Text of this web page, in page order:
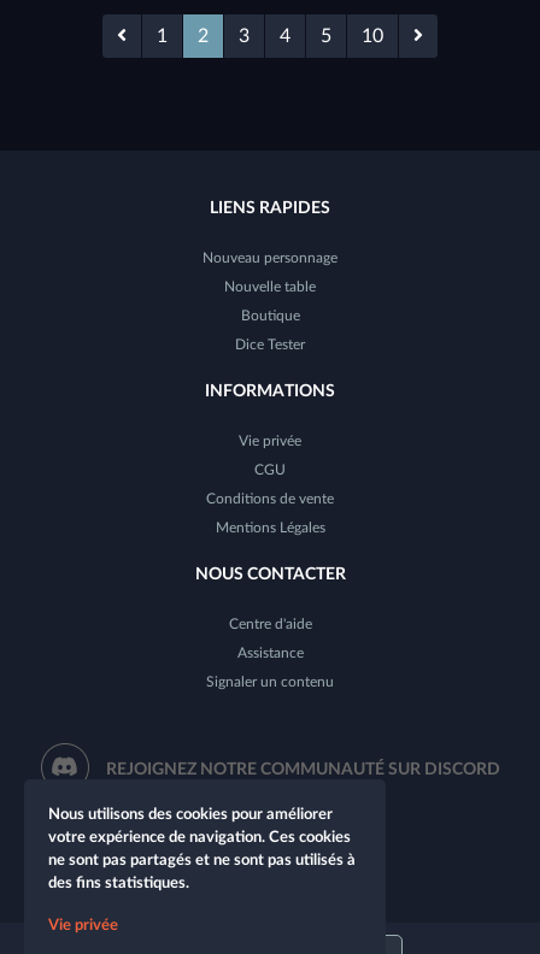
1 2 3 4 5 10
LIENS RAPIDES
Nouveau personnage
Nouvelle table
Boutique
Dice Tester
INFORMATIONS
Vie privée
CGU
Conditions de vente
Mentions Légales
NOUS CONTACTER
Centre d'aide
Assistance
Signaler un contenu
REJOIGNEZ NOTRE COMMUNAUTÉ SUR DISCORD
Nous utilisons des cookies pour améliorer
votre expérience de navigation. Ces cookies
ne sont pas partagés et ne sont pas utilisés à
des fins statistiques.
Vie privée